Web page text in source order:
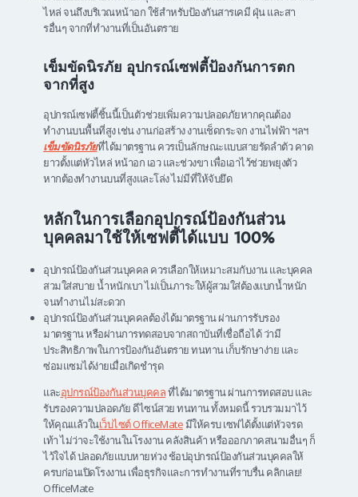
ไหล่ จนถึงบริเวณหน้าอก ใช้สำหรับป้องกันสารเคมี ฝุ่น และสา
รอื่นๆ จากที่ทำงานที่เป็นอันตราย
เข็มขัดนิรภัย อุปกรณ์เซฟตี้ป้องกันการตก
จากที่สูง
อุปกรณ์เซฟตี้ชิ้นนี้เป็นตัวช่วยเพิ่มความปลอดภัยหากคุณต้อง
ทำงานบนพื้นที่สูง เช่น งานก่อสร้าง งานเช็ดกระจก งานไฟฟ้า ฯลฯ
เข็มขัดนิรภัยที่ได้มาตรฐาน ควรเป็นลักษณะแบบสายรัดลำตัว คาด
ยาวตั้งแต่หัวไหล่ หน้าอก เอว และช่วงขา เพื่อเอาไว้ช่วยพยุงตัว
หากต้องทำงานบนที่สูงและโล่ง ไม่มีที่ให้จับยึด
หลักในการเลือกอุปกรณ์ป้องกันส่วน
บุคคลมาใช้ให้เซฟตี้ได้แบบ 100%
อุปกรณ์ป้องกันส่วนบุคคล ควรเลือกให้เหมาะสมกับงาน และบุคคล
สวมใส่สบาย น้ำหนักเบา ไม่เป็นภาระให้ผู้สวมใส่ต้องแบกน้ำหนัก
จนทำงานไม่สะดวก
อุปกรณ์ป้องกันส่วนบุคคลต้องได้มาตรฐาน ผ่านการรับรอง
มาตรฐาน หรือผ่านการทดสอบจากสถาบันที่เชื่อถือได้ ว่ามี
ประสิทธิภาพในการป้องกันอันตราย ทนทาน เก็บรักษาง่าย และ
ซ่อมแซมได้ง่ายเมื่อเกิดชำรุด
และอุปกรณ์ป้องกันส่วนบุคคลที่ได้มาตรฐาน ผ่านการทดสอบ และ
รับรองความปลอดภัย ดีไซน์สวย ทนทาน ทั้งหมดนี้ รวบรวมมาไว้
ให้คุณแล้วในเว็บไซต์ OfficeMateมีให้ครบ เซฟได้ตั้งแต่หัวจรด
เท้า ไม่ว่าจะใช้งานในโรงงาน คลังสินค้า หรือออกภาคสนามอื่นๆ ก็
ไว้ใจได้ ปลอดภัยแบบหายห่วง ช้อปอุปกรณ์ป้องกันส่วนบุคคลให้
ครบก่อนเปิดโรงงาน เพื่อธุรกิจและการทำงานที่ราบรื่น คลิกเลย!
OfficeMate